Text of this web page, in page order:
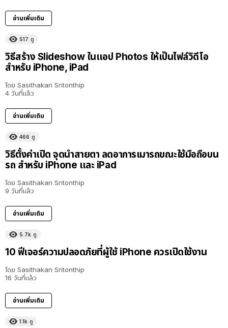
อ่านเพิ่มเติม
517 ดู
วิธีสร้าง Slideshow ในแอป Photos ให้เป็นไฟล์วิดีโอ
สำหรับ iPhone, iPad
โดย Sasithakan Sritonthip
4 วันที่แล้ว
อ่านเพิ่มเติม
466 ดู
วิธีตั้งค่าเปิด จุดนำสายตา ลดอาการเมารถขณะใช้มือถือบน
รถ สำหรับ iPhone และ iPad
โดย Sasithakan Sritonthip
9 วันที่แล้ว
อ่านเพิ่มเติม
5.7k ดู
10 ฟีเจอร์ความปลอดภัยที่ผู้ใช้ iPhone ควรเปิดใช้งาน
โดย Sasithakan Sritonthip
16 วันที่แล้ว
อ่านเพิ่มเติม
1.1k ดู